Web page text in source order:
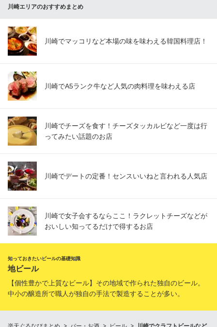
川崎エリアのおすすめまとめ
川崎でマッコリなど本場の味を味わえる韓国料理店！
川崎でA5ランク牛など人気の肉料理を味わえる店
川崎でチーズを食す！チーズタッカルビなど一度は行
ってみたい話題のお店
川崎でデートの定番！センスいいねと言われる人気店
川崎で女子会するならここ！ラクレットチーズなどが
おいしい知ってるだけで得するお店
知っておきたいビールの基礎知識
地ビール
【個性豊かで上質なビール】その地域で作られた独自のビール。
中小の醸造所で職人が独自の手法で製造することが多い。